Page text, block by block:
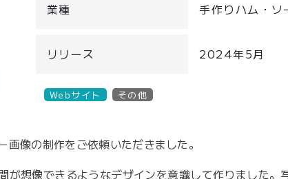
業種 手作りハム・ソ
リリース 2024年5月
Webサイト その他
像の制作をご依頼いただきました。
想像できるようなデザインを意識して作りました